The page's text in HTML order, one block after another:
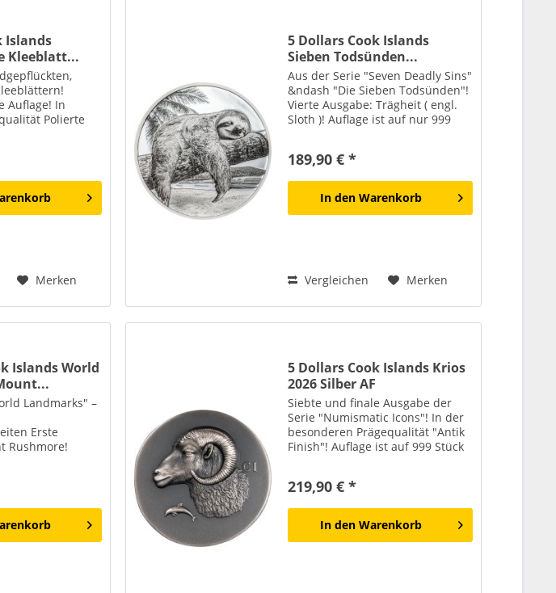
Islands
Kleeblatt...
Auflage! In
Polierte
Merken
5 Dollars Cook Islands
Sieben Todsünden...
Aus der Serie "Seven Deadly Sins"
&ndash "Die Sieben Todsünden"!
Vierte Ausgabe: Trägheit ( engl.
Sloth )! Auflage ist auf nur 999
sich der Trägheit – jenem
Zustand, in dem...
189,90 € *
In den Warenkorb
Vergleichen Merken
Islands World
Landmarks" –
Erste
Rushmore!
Der Mount
5 Dollars Cook Islands Krios
2026 Silber AF
Siebte und finale Ausgabe der
Serie "Numismatic Icons"! In der
besonderen Prägequalität "Antik
Finish"! Auflage ist auf 999 Stück
Echtheitszertifikat! Mit der
219,90 € *
In den Warenkorb